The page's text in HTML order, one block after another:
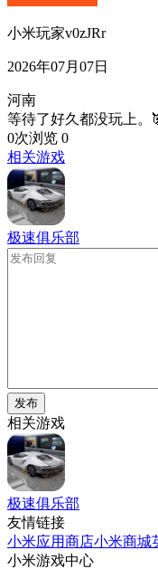
小米玩家v0zJRr
2026年07月07日
河南
等待了好久都没玩上。
0次浏览 0
相关游戏
极速俱乐部
发布
相关游戏
极速俱乐部
友情链接
小米应用商店小米商城
小米游戏中心